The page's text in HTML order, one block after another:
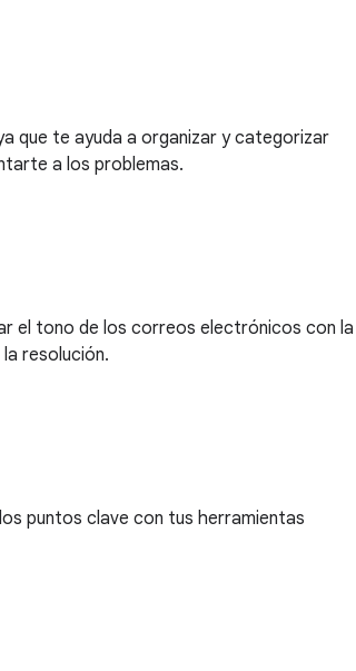
que te ayuda a organizar y categorizar
a los problemas.
el tono de los correos electrónicos con la
resolución.
puntos clave con tus herramientas